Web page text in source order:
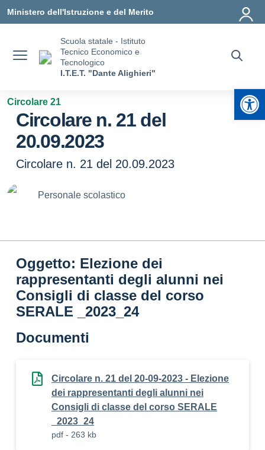
Ministero dell'Istruzione e del Merito
Scuola statale - Istituto
Tecnico Economico e
Tecnologico
I.T.E.T. "Dante Alighieri"
Circolare 21
Circolare n. 21 del
20.09.2023
Circolare n. 21 del 20.09.2023
Personale scolastico
Oggetto: Elezione dei
rappresentanti degli alunni nei
Consigli di classe del corso
SERALE _2023_24
Documenti
Circolare n. 21 del 20-09-2023 - Elezione
dei rappresentanti degli alunni nei
Consigli di classe del corso SERALE
_2023_24
pdf - 263 kb